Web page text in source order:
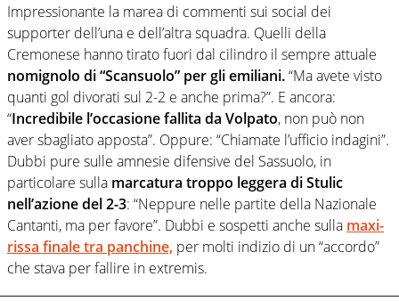
Impressionante la marea di commenti sui social dei
supporter dell’una e dell’altra squadra. Quelli della
Cremonese hanno tirato fuori dal cilindro il sempre attuale
nomignolo di “Scansuolo” per gli emiliani.“Ma avete visto
quanti gol divorati sul 2-2 e anche prima?”. E ancora:
“Incredibile l’occasione fallita da Volpato, non può non
aver sbagliato apposta”. Oppure: “Chiamate l’ufficio indagini”.
Dubbi pure sulle amnesie difensive del Sassuolo, in
particolare sulla marcatura troppo leggera di Stulic
nell’azione del 2-3: “Neppure nelle partite della Nazionale
Cantanti, ma per favore”. Dubbi e sospetti anche sulla maxi-
rissa finale tra panchine, per molti indizio di un “accordo”
che stava per fallire in extremis.